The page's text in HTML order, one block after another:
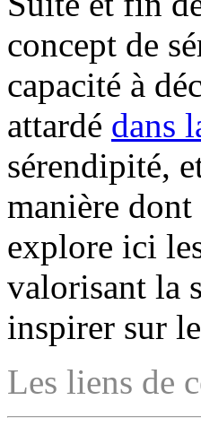
concept de
capacité à
attardé dans
sérendipité,
manière
explore ici
valorisant la
inspirer sur
Les liens de